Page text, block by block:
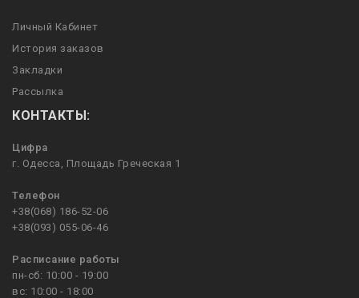
Личный Кабинет
История заказов
Закладки
Рассылка
КОНТАКТЫ:
Цифра
г. Одесса, Площадь Греческая 1
Телефон
+38(068) 186-52-06
+38(093) 055-06-46
Расписание работы
пн-сб: 10:00 - 19:00
вс: 10:00 - 18:00